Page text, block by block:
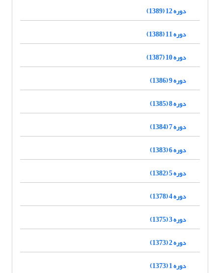
دوره 12 (1389)
دوره 11 (1388)
دوره 10 (1387)
دوره 9 (1386)
دوره 8 (1385)
دوره 7 (1384)
دوره 6 (1383)
دوره 5 (1382)
دوره 4 (1378)
دوره 3 (1375)
دوره 2 (1373)
دوره 1 (1373)